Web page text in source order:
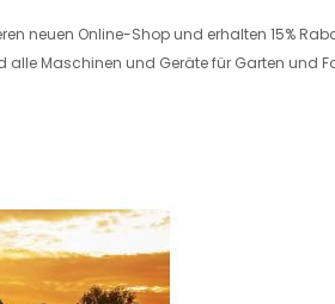
neuen Online-Shop und erhalten 15%
Maschinen und Geräte für Garten und